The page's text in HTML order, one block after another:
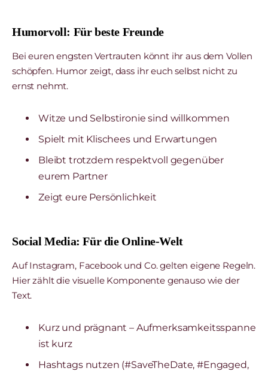
Humorvoll: Für beste Freunde
Bei euren engsten Vertrauten könnt ihr aus dem Vollen
schöpfen. Humor zeigt, dass ihr euch selbst nicht zu
ernst nehmt.
Witze und Selbstironie sind willkommen
Spielt mit Klischees und Erwartungen
Bleibt trotzdem respektvoll gegenüber
eurem Partner
Zeigt eure Persönlichkeit
Social Media: Für die Online-Welt
Auf Instagram, Facebook und Co. gelten eigene Regeln.
Hier zählt die visuelle Komponente genauso wie der
Text.
Kurz und prägnant – Aufmerksamkeitsspanne
ist kurz
Hashtags nutzen (#SaveTheDate, #Engaged,